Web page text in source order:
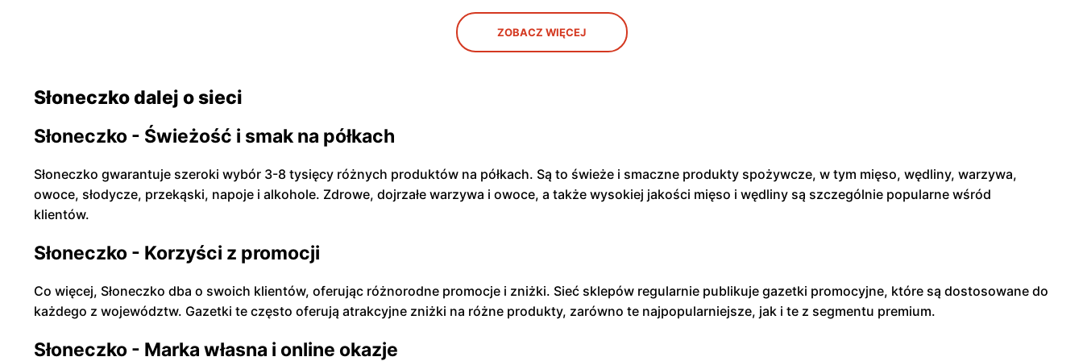
ZOBACZ WIĘCEJ
Słoneczko dalej o sieci
Słoneczko - Świeżość i smak na półkach
Słoneczko gwarantuje szeroki wybór 3-8 tysięcy różnych produktów na półkach. Są to świeże i smaczne produkty spożywcze, w tym mięso, wędliny, warzywa,
owoce, słodycze, przekąski, napoje i alkohole. Zdrowe, dojrzałe warzywa i owoce, a także wysokiej jakości mięso i wędliny są szczególnie popularne wśród
klientów.
Słoneczko - Korzyści z promocji
Co więcej, Słoneczko dba o swoich klientów, oferując różnorodne promocje i zniżki. Sieć sklepów regularnie publikuje gazetki promocyjne, które są dostosowane do
każdego z województw. Gazetki te często oferują atrakcyjne zniżki na różne produkty, zarówno te najpopularniejsze, jak i te z segmentu premium.
Słoneczko - Marka własna i online okazje